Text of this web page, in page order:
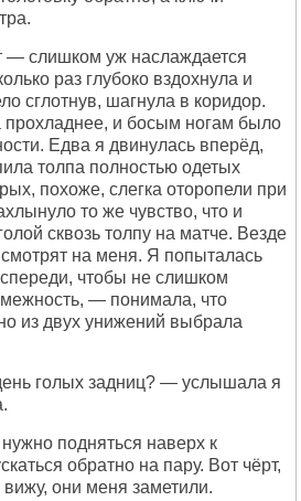
— слишком уж наслаждается
раз глубоко вздохнула и
сглотнув, шагнула в коридор.
прохладнее, и босым ногам было
Едва я двинулась вперёд,
толпа полностью одетых
похоже, слегка оторопели при
то же чувство, что и
сквозь толпу на матче. Везде
на меня. Я попыталась
чтобы не слишком
— понимала, что
из двух унижений выбрала
голых задниц? — услышала я
подняться наверх к
обратно на пару. Вот чёрт,
они меня заметили.